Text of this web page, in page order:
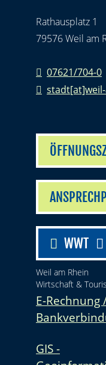
Rathausplatz 1
79576 Weil am
07621/704-0
WWT
Weil am Rhein
Wirtschaft &
E-Rechnung
GIS -